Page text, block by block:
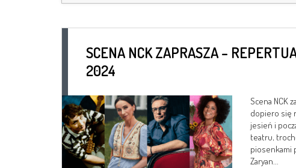
SCENA NCK ZAPRASZA –
2024
Scena NCK
dopiero się
jesień i
teatru,
piosenkami
Zaryan...